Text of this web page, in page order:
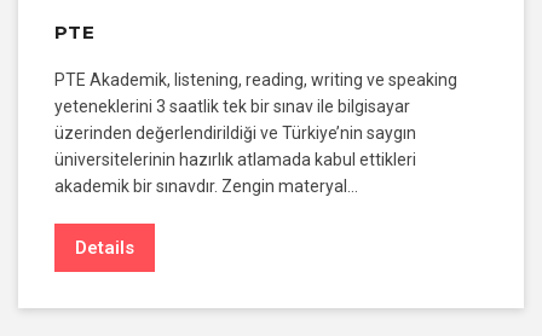
PTE
PTE Akademik, listening, reading, writing ve speaking
yeteneklerini 3 saatlik tek bir sınav ile bilgisayar
üzerinden değerlendirildiği ve Türkiye’nin saygın
üniversitelerinin hazırlık atlamada kabul ettikleri
akademik bir sınavdır. Zengin materyal…
Details